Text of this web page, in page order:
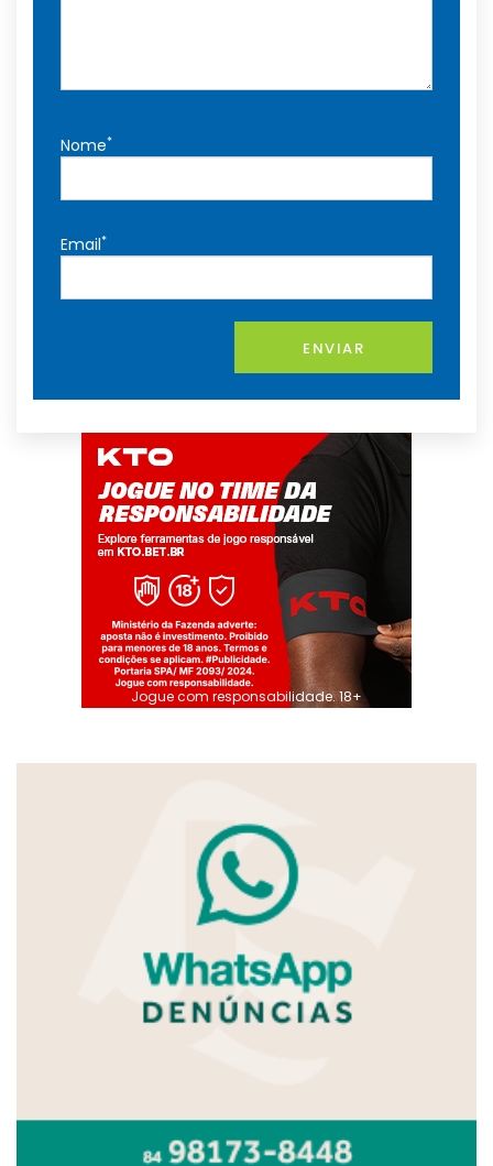
Nome*
Email*
ENVIAR
Jogue com responsabilidade. 18+